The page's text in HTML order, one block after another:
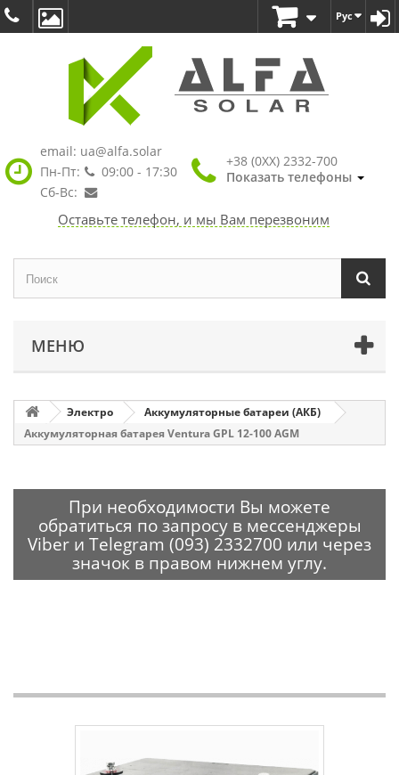
Рус
email: ua@alfa.solar
Пн-Пт:
09:00 - 17:30
Сб-Вс:
+38 (0XX) 2332-700
Показать телефоны
Оставьте телефон, и мы Вам перезвоним
МЕНЮ
Электро
Аккумуляторные батареи (АКБ)
Аккумуляторная батарея Ventura GPL 12-100 AGM
При необходимости Вы можете
обратиться по запросу в мессенджеры
Viber и Telegram (093) 2332700 или через
значок в правом нижнем углу.